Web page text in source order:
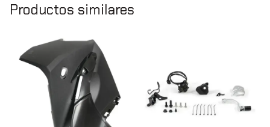
Productos similares